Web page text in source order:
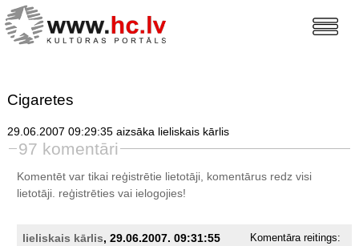
Cigaretes
29.06.2007 09:29:35 aizsāka lieliskais kārlis
97 komentāri
Komentēt var tikai reģistrētie lietotāji, komentārus redz visi
lietotāji. reģistrētiesvai ielogojies!
lieliskais kārlis, 29.06.2007. 09:31:55
Komentāra reitings: